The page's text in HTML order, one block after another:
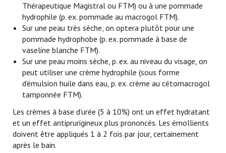
Thérapeutique Magistral ou FTM) ou à une pommade
hydrophile (p. ex. pommade au macrogol FTM).
Sur une peau très sèche, on optera plutôt pour une
pommade hydrophobe (p. ex. pommade à base de
vaseline blanche FTM).
Sur une peau moins sèche, p. ex. au niveau du visage, on
peut utiliser une crème hydrophile (sous forme
d’émulsion huile dans eau, p. ex. crème au cétomacrogol
tamponnée FTM).
Les crèmes à base d’urée (5 à 10%) ont un effet hydratant
et un effet antiprurigineux plus prononcés. Les émollients
doivent être appliqués 1 à 2 fois par jour, certainement
après le bain.